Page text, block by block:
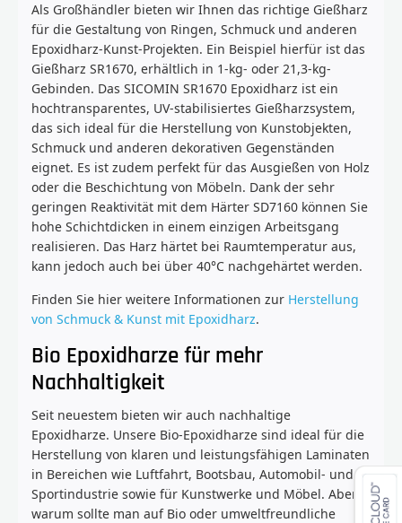
Als Großhändler bieten wir Ihnen das richtige Gießharz
für die Gestaltung von Ringen, Schmuck und anderen
Epoxidharz-Kunst-Projekten. Ein Beispiel hierfür ist das
Gießharz SR1670, erhältlich in 1-kg- oder 21,3-kg-
Gebinden. Das SICOMIN SR1670 Epoxidharz ist ein
hochtransparentes, UV-stabilisiertes Gießharzsystem,
das sich ideal für die Herstellung von Kunstobjekten,
Schmuck und anderen dekorativen Gegenständen
eignet. Es ist zudem perfekt für das Ausgießen von Holz
oder die Beschichtung von Möbeln. Dank der sehr
geringen Reaktivität mit dem Härter SD7160 können Sie
hohe Schichtdicken in einem einzigen Arbeitsgang
realisieren. Das Harz härtet bei Raumtemperatur aus,
kann jedoch auch bei über 40°C nachgehärtet werden.
Finden Sie hier weitere Informationen zur Herstellung
von Schmuck & Kunst mit Epoxidharz.
Bio Epoxidharze für mehr
Nachhaltigkeit
Seit neuestem bieten wir auch nachhaltige
Epoxidharze. Unsere Bio-Epoxidharze sind ideal für die
Herstellung von klaren und leistungsfähigen Laminaten
in Bereichen wie Luftfahrt, Bootsbau, Automobil- und
Sportindustrie sowie für Kunstwerke und Möbel. Aber
warum sollte man auf Bio oder umweltfreundliche